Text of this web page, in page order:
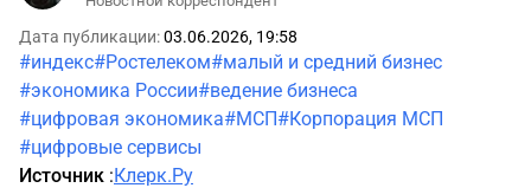
Дата публикации:03.06.2026, 19:58
#индекс#Ростелеком#малый и средний бизнес
#экономика России#ведение бизнеса
#цифровая экономика#МСП#Корпорация МСП
#цифровые сервисы
Источник :Клерк.Ру